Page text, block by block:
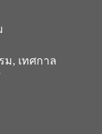
ม, เทศกาล